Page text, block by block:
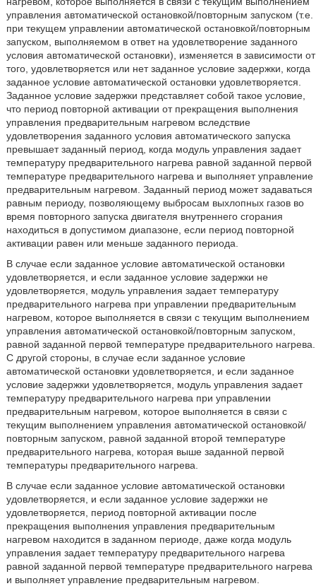
управления автоматической остановкой/повторным запуском (т.е.
при текущем управлении автоматической остановкой/повторным
запуском, выполняемом в ответ на удовлетворение заданного
условия автоматической остановки), изменяется в зависимости от
того, удовлетворяется или нет заданное условие задержки, когда
заданное условие автоматической остановки удовлетворяется.
Заданное условие задержки представляет собой такое условие,
что период повторной активации от прекращения выполнения
управления предварительным нагревом вследствие
удовлетворения заданного условия автоматического запуска
превышает заданный период, когда модуль управления задает
температуру предварительного нагрева равной заданной первой
температуре предварительного нагрева и выполняет управление
предварительным нагревом. Заданный период может задаваться
равным периоду, позволяющему выбросам выхлопных газов во
время повторного запуска двигателя внутреннего сгорания
находиться в допустимом диапазоне, если период повторной
активации равен или меньше заданного периода.
В случае если заданное условие автоматической остановки
удовлетворяется, и если заданное условие задержки не
удовлетворяется, модуль управления задает температуру
предварительного нагрева при управлении предварительным
нагревом, которое выполняется в связи с текущим выполнением
управления автоматической остановкой/повторным запуском,
равной заданной первой температуре предварительного нагрева.
С другой стороны, в случае если заданное условие
автоматической остановки удовлетворяется, и если заданное
условие задержки удовлетворяется, модуль управления задает
температуру предварительного нагрева при управлении
предварительным нагревом, которое выполняется в связи с
текущим выполнением управления автоматической остановкой/
повторным запуском, равной заданной второй температуре
предварительного нагрева, которая выше заданной первой
температуры предварительного нагрева.
В случае если заданное условие автоматической остановки
удовлетворяется, и если заданное условие задержки не
удовлетворяется, период повторной активации после
прекращения выполнения управления предварительным
нагревом находится в заданном периоде, даже когда модуль
управления задает температуру предварительного нагрева
равной заданной первой температуре предварительного нагрева
и выполняет управление предварительным нагревом.